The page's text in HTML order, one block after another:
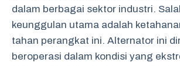
dalam berbagai sektor industri.
keunggulan utama adalah
tahan perangkat ini. Alternator ini
beroperasi dalam kondisi yang